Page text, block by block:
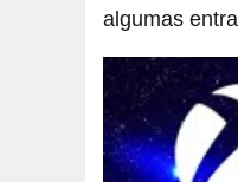
algumas